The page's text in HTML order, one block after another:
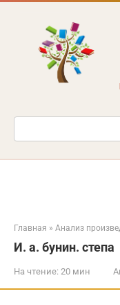
Перейти
Поиск:
Главная » Анализ
И. а. бунин. степа
На чтение: 20 мин